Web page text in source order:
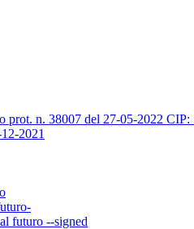
n. 38007 del 27-05-2022
2021
futuro --signed